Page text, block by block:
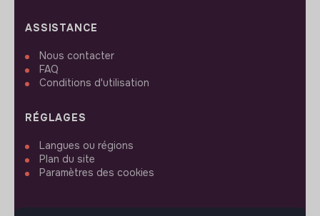
ASSISTANCE
Nous contacter
FAQ
Conditions d'utilisation
RÉGLAGES
Langues ou régions
Plan du site
Paramètres des cookies